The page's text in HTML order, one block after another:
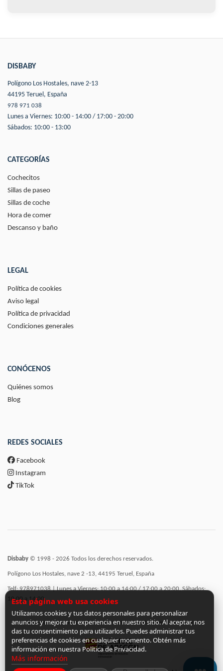
DISBABY
Polígono Los Hostales, nave 2-13
44195 Teruel, España
978 971 038
Lunes a Viernes: 10:00 - 14:00 / 17:00 - 20:00
Sábados: 10:00 - 13:00
CATEGORÍAS
Cochecitos
Sillas de paseo
Sillas de coche
Hora de comer
Descanso y baño
LEGAL
Política de cookies
Aviso legal
Política de privacidad
Condiciones generales
CONÓCENOS
Quiénes somos
Blog
REDES SOCIALES
Facebook
Instagram
TikTok
Disbaby © 1998 - 2026 Todos los derechos reservados.
Polígono Los Hostales, nave 2 -13, 44195 Teruel, España
Telf: 978971038 | Lunes a Viernes: 10:00 a 14:00 / 17:00 a 20:00, Sábados:
10:00 a 14:00
Incorporación de funcionalidades semánticas a la web subvencionadas por:
Esta página web usa cookies
Utilizamos cookies y tus datos personales para personalizar
anuncios y mejorar tu experiencia en nuestro sitio. Al aceptar, nos
das tu consentimiento para utilizarlos. Puedes administrar tus
preferencias de cookies en cualquier momento. Obtén más
información en nuestra Política de Privacidad.
Más información